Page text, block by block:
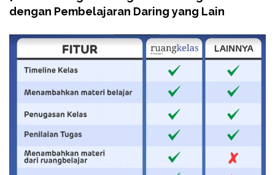
dengan Pembelajaran Daring yang Lain